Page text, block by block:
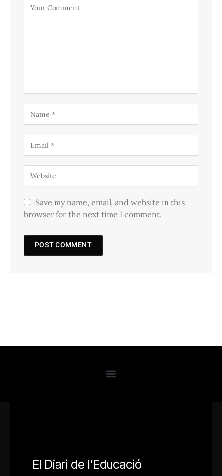
Save my name, email, and website in this
browser for the next time I comment.